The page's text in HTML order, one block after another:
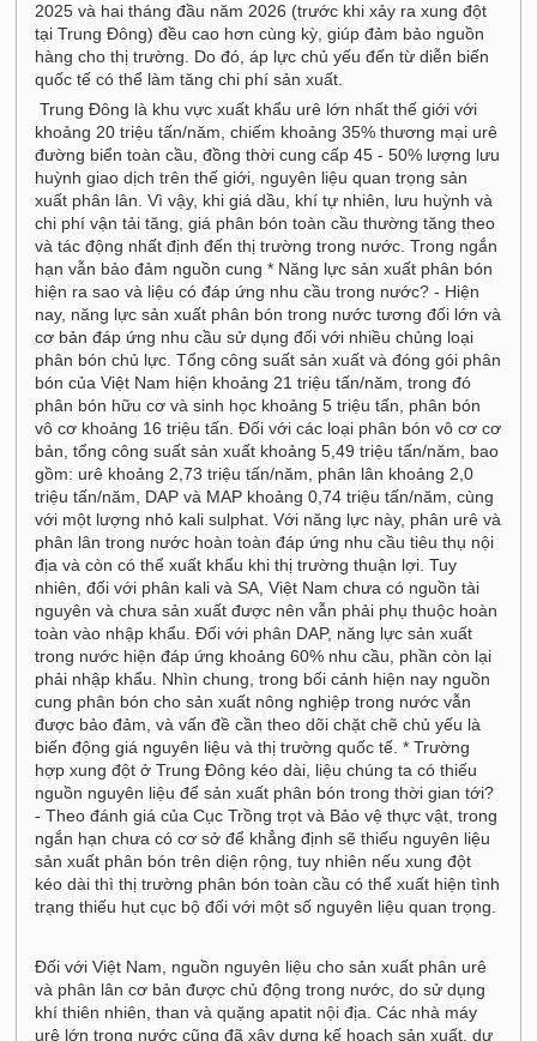
2025 và hai tháng đầu năm 2026 (trước khi xảy ra xung đột
tại Trung Đông) đều cao hơn cùng kỳ, giúp đảm bảo nguồn
hàng cho thị trường. Do đó, áp lực chủ yếu đến từ diễn biến
quốc tế có thể làm tăng chi phí sản xuất.
Trung Đông là khu vực xuất khẩu urê lớn nhất thế giới với
khoảng 20 triệu tấn/năm, chiếm khoảng 35% thương mại urê
đường biển toàn cầu, đồng thời cung cấp 45 - 50% lượng lưu
huỳnh giao dịch trên thế giới, nguyên liệu quan trọng sản
xuất phân lân. Vì vậy, khi giá dầu, khí tự nhiên, lưu huỳnh và
chi phí vận tải tăng, giá phân bón toàn cầu thường tăng theo
và tác động nhất định đến thị trường trong nước. Trong ngắn
hạn vẫn bảo đảm nguồn cung * Năng lực sản xuất phân bón
hiện ra sao và liệu có đáp ứng nhu cầu trong nước? - Hiện
nay, năng lực sản xuất phân bón trong nước tương đối lớn và
cơ bản đáp ứng nhu cầu sử dụng đối với nhiều chủng loại
phân bón chủ lực. Tổng công suất sản xuất và đóng gói phân
bón của Việt Nam hiện khoảng 21 triệu tấn/năm, trong đó
phân bón hữu cơ và sinh học khoảng 5 triệu tấn, phân bón
vô cơ khoảng 16 triệu tấn. Đối với các loại phân bón vô cơ cơ
bản, tổng công suất sản xuất khoảng 5,49 triệu tấn/năm, bao
gồm: urê khoảng 2,73 triệu tấn/năm, phân lân khoảng 2,0
triệu tấn/năm, DAP và MAP khoảng 0,74 triệu tấn/năm, cùng
với một lượng nhỏ kali sulphat. Với năng lực này, phân urê và
phân lân trong nước hoàn toàn đáp ứng nhu cầu tiêu thụ nội
địa và còn có thể xuất khẩu khi thị trường thuận lợi. Tuy
nhiên, đối với phân kali và SA, Việt Nam chưa có nguồn tài
nguyên và chưa sản xuất được nên vẫn phải phụ thuộc hoàn
toàn vào nhập khẩu. Đối với phân DAP, năng lực sản xuất
trong nước hiện đáp ứng khoảng 60% nhu cầu, phần còn lại
phải nhập khẩu. Nhìn chung, trong bối cảnh hiện nay nguồn
cung phân bón cho sản xuất nông nghiệp trong nước vẫn
được bảo đảm, và vấn đề cần theo dõi chặt chẽ chủ yếu là
biến động giá nguyên liệu và thị trường quốc tế. * Trường
hợp xung đột ở Trung Đông kéo dài, liệu chúng ta có thiếu
nguồn nguyên liệu để sản xuất phân bón trong thời gian tới?
- Theo đánh giá của Cục Trồng trọt và Bảo vệ thực vật, trong
ngắn hạn chưa có cơ sở để khẳng định sẽ thiếu nguyên liệu
sản xuất phân bón trên diện rộng, tuy nhiên nếu xung đột
kéo dài thì thị trường phân bón toàn cầu có thể xuất hiện tình
trạng thiếu hụt cục bộ đối với một số nguyên liệu quan trọng.
Đối với Việt Nam, nguồn nguyên liệu cho sản xuất phân urê
và phân lân cơ bản được chủ động trong nước, do sử dụng
khí thiên nhiên, than và quặng apatit nội địa. Các nhà máy
urê lớn trong nước cũng đã xây dựng kế hoạch sản xuất, dự